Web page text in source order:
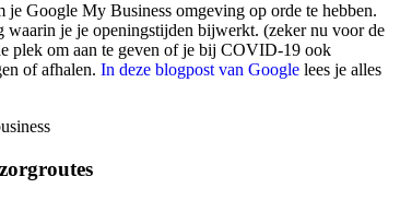
je Google My Business omgeving op orde te hebben.
waarin je je openingstijden bijwerkt. (zeker nu voor de
plek om aan te geven of je bij COVID-19 ook
of afhalen. In deze blogpost van Google lees je alles